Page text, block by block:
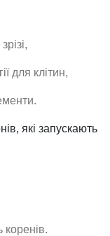
для клітин,
які запускають
коренів.